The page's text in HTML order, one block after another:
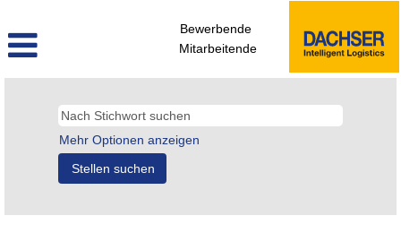
Bewerbende
Mitarbeitende
Mehr Optionen anzeigen